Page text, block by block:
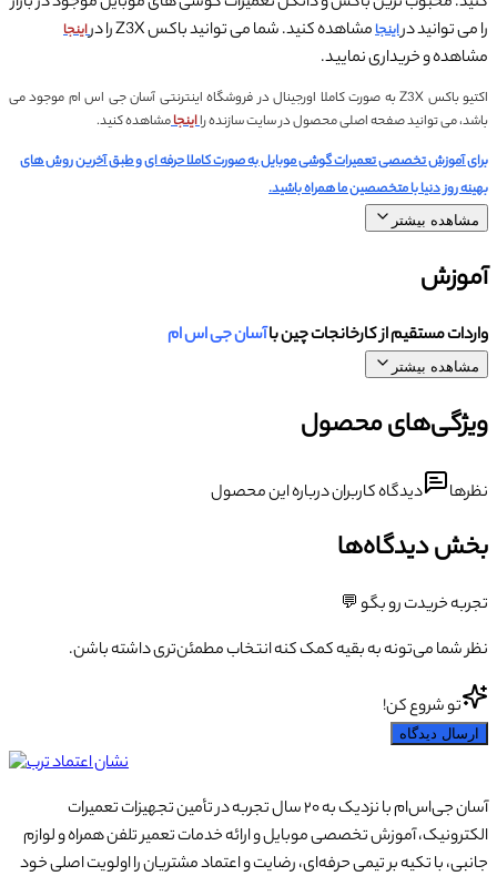
را می توانید دراینجامشاهده کنید. شما می توانید باکس Z3X را در اینجا
مشاهده و خریداری نمایید.
اکتیو باکس Z3X به صورت کاملا اورجینال در فروشگاه اینترنتی آسان جی اس ام موجود می
باشد، می توانید صفحه اصلی محصول در سایت سازنده رااینجامشاهده کنید.
برای آموزش تخصصی تعمیرات گوشی موبایل به صورت کاملا حرفه ای و طبق آخرین روش های
بهینه روز دنیا با متخصصین ما همراه باشید.
مشاهده بیشتر
آموزش
واردات مستقیم از کارخانجات چین باآسان جی اس ام
مشاهده بیشتر
ویژگی‌های محصول
نظرها دیدگاه کاربران درباره این محصول
بخش دیدگاه‌ها
تجربه خریدت رو بگو 💬
نظر شما می‌تونه به بقیه کمک کنه انتخاب مطمئن‌تری داشته باشن.
تو شروع کن!
ارسال دیدگاه
آسان جی‌اس‌ام با نزدیک به ۲۰ سال تجربه در تأمین تجهیزات تعمیرات
الکترونیک، آموزش تخصصی موبایل و ارائه خدمات تعمیر تلفن همراه و لوازم
جانبی، با تکیه بر تیمی حرفه‌ای، رضایت و اعتماد مشتریان را اولویت اصلی خود